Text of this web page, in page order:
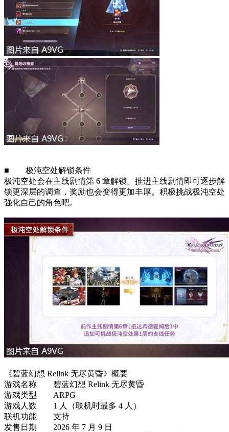
■ 极沌空处解锁条件
极沌空处会在主线剧情第 6 章解锁。推进主线剧情即可逐步解
锁更深层的调查，奖励也会变得更加丰厚。积极挑战极沌空处
强化自己的角色吧。
《碧蓝幻想 Relink 无尽黄昏》概要
游戏名称 碧蓝幻想 Relink 无尽黄昏
游戏类型 ARPG
游戏人数 1 人（联机时最多 4 人）
联机功能 支持
发售日期 2026 年 7 月 9 日